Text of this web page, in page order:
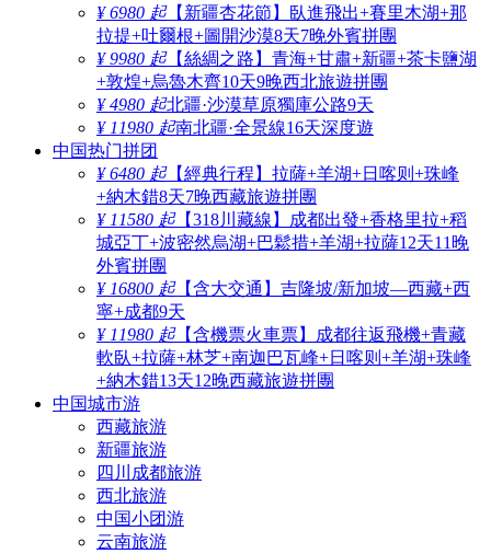
¥ 6980 起【新疆杏花節】臥進飛出+賽里木湖+那
拉提+吐爾根+圖開沙漠8天7晚外賓拼團
¥ 9980 起【絲綢之路】青海+甘肅+新疆+茶卡鹽湖
+敦煌+烏魯木齊10天9晚西北旅遊拼團
¥ 4980 起北疆·沙漠草原獨庫公路9天
¥ 11980 起南北疆·全景線16天深度遊
中国热门拼团
¥ 6480 起【經典行程】拉薩+羊湖+日喀则+珠峰
+納木錯8天7晚西藏旅遊拼團
¥ 11580 起【318川藏線】成都出發+香格里拉+稻
城亞丁+波密然烏湖+巴鬆措+羊湖+拉薩12天11晚
外賓拼團
¥ 16800 起【含大交通】吉隆坡/新加坡—西藏+西
寧+成都9天
¥ 11980 起【含機票火車票】成都往返飛機+青藏
軟臥+拉薩+林芝+南迦巴瓦峰+日喀则+羊湖+珠峰
+納木錯13天12晚西藏旅遊拼團
中国城市游
西藏旅游
新疆旅游
四川成都旅游
西北旅游
中国小团游
云南旅游